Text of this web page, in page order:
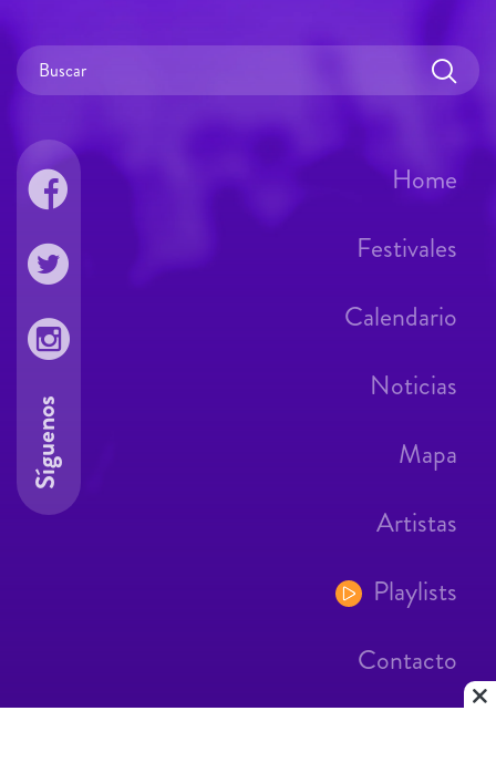
Home
Festivales
Calendario
Noticias
Mapa
Artistas
Playlists
Contacto
Síguenos